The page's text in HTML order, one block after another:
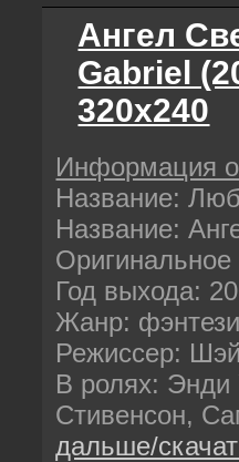
Ангел
Gabriel
320х240
Информация
Название:
Название:
Год выхода:
Жанр:
Режиссер:
В ролях:
Стивенсон,
дальше/